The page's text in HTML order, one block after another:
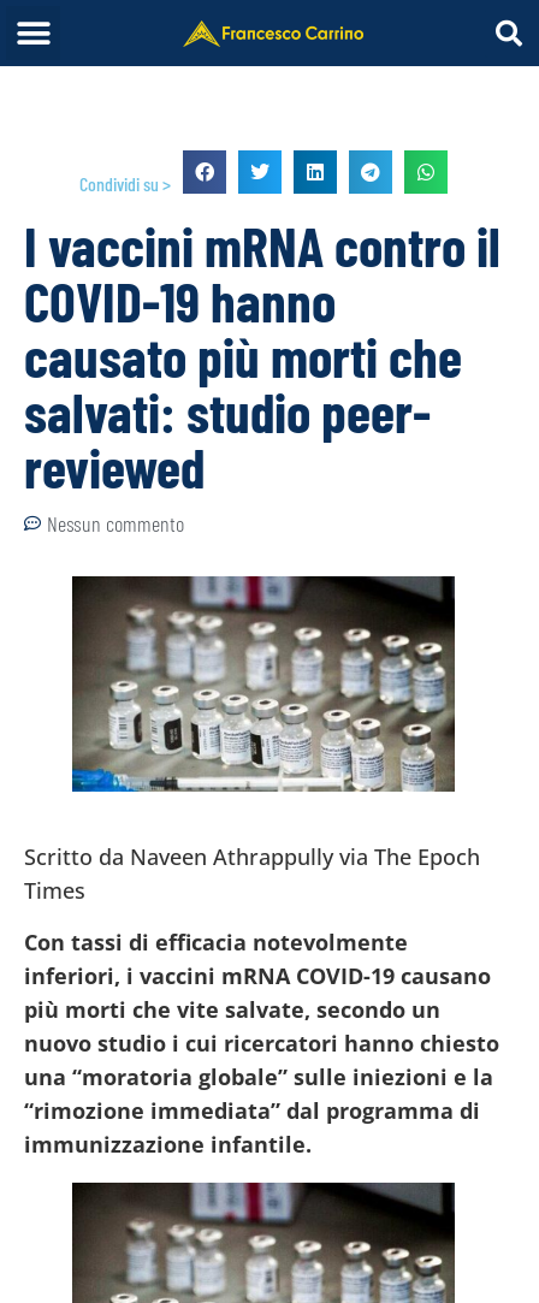
Condividi su >
I vaccini mRNA contro il
COVID-19 hanno
causato più morti che
salvati: studio peer-
reviewed
Nessun commento
Scritto da Naveen Athrappully via The Epoch
Times
Con tassi di efficacia notevolmente
inferiori, i vaccini mRNA COVID-19 causano
più morti che vite salvate, secondo un
nuovo studio i cui ricercatori hanno chiesto
una “moratoria globale” sulle iniezioni e la
“rimozione immediata” dal programma di
immunizzazione infantile.